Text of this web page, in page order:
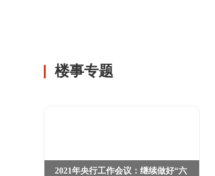
楼事专题
2021年央行工作会议：继续做好“六